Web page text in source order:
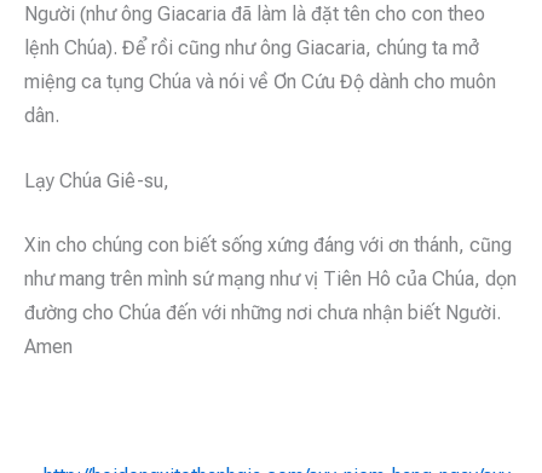
Người (như ông Giacaria đã làm là đặt tên cho con theo
lệnh Chúa). Để rồi cũng như ông Giacaria, chúng ta mở
miệng ca tụng Chúa và nói về Ơn Cứu Độ dành cho muôn
dân.
Lạy Chúa Giê-su,
Xin cho chúng con biết sống xứng đáng với ơn thánh, cũng
như mang trên mình sứ mạng như vị Tiên Hô của Chúa, dọn
đường cho Chúa đến với những nơi chưa nhận biết Người.
Amen